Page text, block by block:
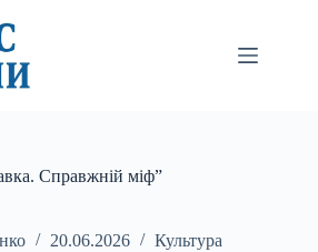
Справжній міф”
20.06.2026 Культура